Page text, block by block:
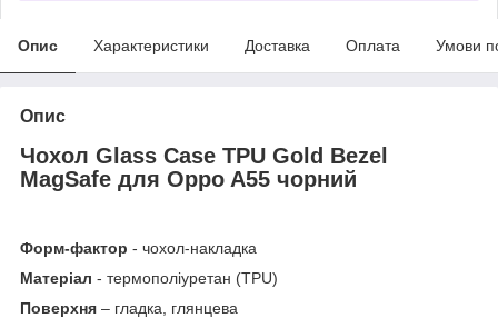
Опис Характеристики Доставка Оплата Умови
Опис
Чохол Glass Case TPU Gold Bezel
MagSafe для Oppo A55 чорний
Форм-фактор - чохол-накладка
Матеріал - термополіуретан (TPU)
Поверхня – гладка, глянцева